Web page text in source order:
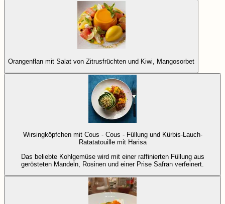
Orangenflan mit Salat von Zitrusfrüchten und Kiwi, Mangosorbet
Wirsingköpfchen mit Cous - Cous - Füllung und Kürbis-Lauch-
Ratatatouille mit Harisa
Das beliebte Kohlgemüse wird mit einer raffinierten Füllung aus
gerösteten Mandeln, Rosinen und einer Prise Safran verfeinert.